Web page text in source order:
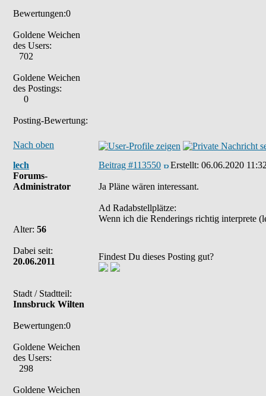
Bewertungen:0
Goldene Weichen
des Users:
702
Goldene Weichen
des Postings:
0
Posting-Bewertung:
Nach oben
lech
Forums-
Administrator
Alter: 56
Dabei seit:
20.06.2011
Stadt / Stadtteil:
Innsbruck Wilten
Bewertungen:0
Goldene Weichen
des Users:
298
Goldene Weichen
Beitrag #113550 Erstellt: 06.06.2020
Ja Pläne wären interessant.
Ad Radabstellplätze:
Wenn ich die Renderings richtig interprete
Findest Du dieses Posting gut?